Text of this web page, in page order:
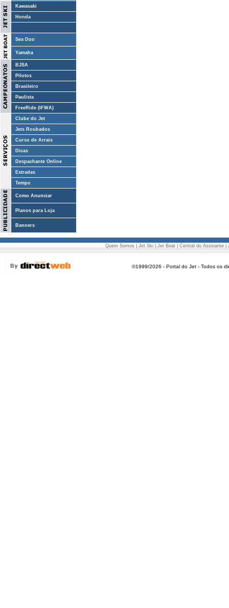
Kawasaki
Honda
Sea Doo
Yamaha
BJSA
Pilotos
Brasileiro
Paulista
FreeRide (IFWA)
Clube do Jet
Jets Roubados
Curso de Arrais
Dicas
Despachante Online
Estradas
Tempo
Como Anunciar
Planos para Loja
Banners
Quem Somos Jet Ski| Jet Boat| Central do Assinante|
©1999/2026 - Portal do Jet - Todos os